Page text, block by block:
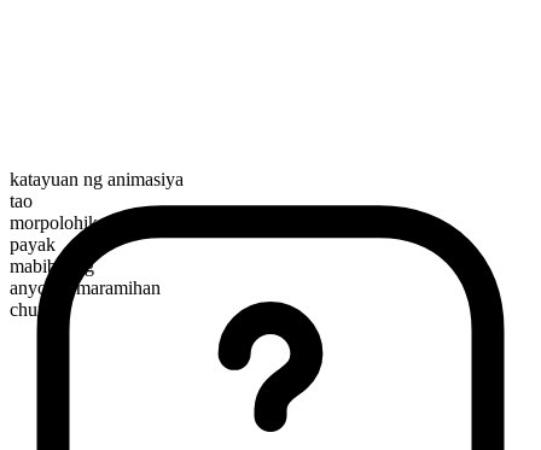
katayuan ng animasiya
tao
morpolohikal na kayarian
payak
mabibilang
anyo ng maramihan
churls